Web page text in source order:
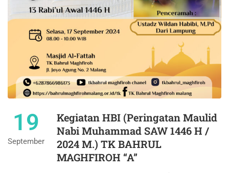
19
September
Kegiatan HBI (Peringatan Maulid
Nabi Muhammad SAW 1446 H /
2024 M.) TK BAHRUL
MAGHFIROH “A”